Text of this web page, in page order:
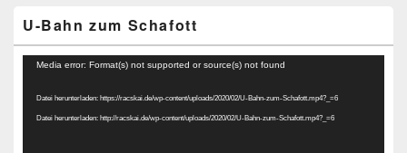
U-Bahn zum Schafott
Video-
Media error: Format(s) not supported or source(s) not found
Datei herunterladen: https://racskai.de/wp-content/uploads/2020/02/U-Bahn-zum-Schafott.mp4?_=6
Datei herunterladen: http://racskai.de/wp-content/uploads/2020/02/U-Bahn-zum-Schafott.mp4?_=6